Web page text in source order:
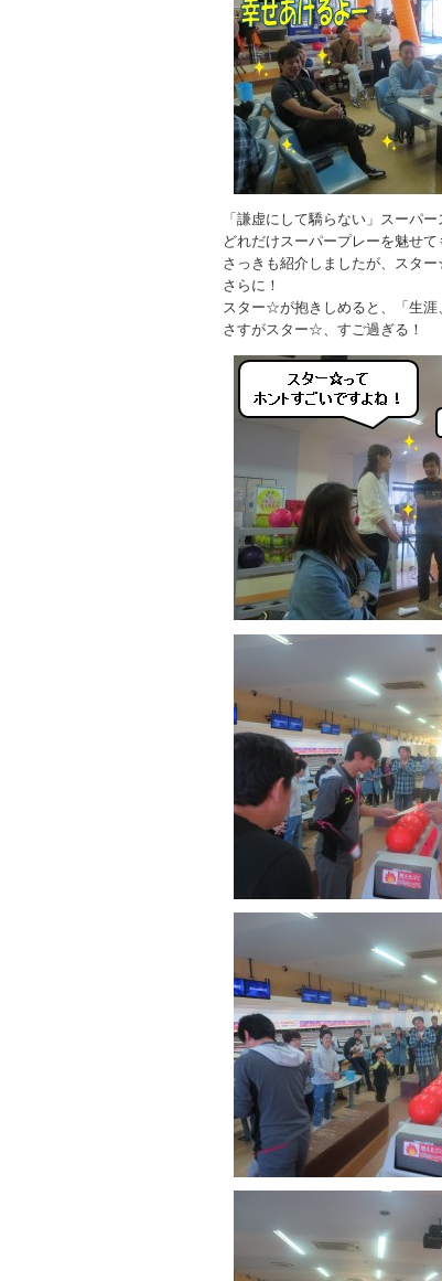
「謙虚にして驕らない」スーパ
どれだけスーパープレーを魅せて
さっきも紹介しましたが、スタ
さらに！
スター☆が抱きしめると、「生涯
さすがスター☆、すご過ぎる！